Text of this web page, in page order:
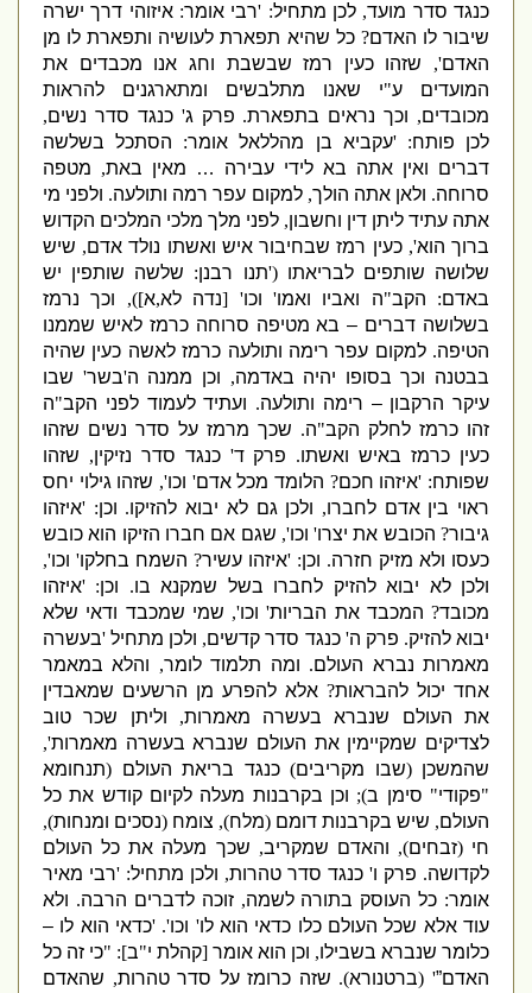
כנגד סדר מועד,לכן מתחיל: 'רביאומר:איזוהי דרך ישרה
שיבור לו האדם?כל שהיא תפארת לעושיה ותפארת לו מן
האדם',שזהו כעין רמז שבשבת וחג אנו מכבדים את
המועדים ע
"י שאנו מתלבשים ומתארגנים להראות
מכובדים,וכך נראים בתפארת.פרק ג 'כנגד סדר נשים,
לכן פותח: 'עקביאבן מהללאל אומר:הסתכל בשלשה
דברים ואין אתה בא לידי עבירה … מאין באת,מטפה
סרוחה.ולאן אתה הולך,למקום עפר רמה ותולעה.ולפני מי
אתה עתיד ליתן דין וחשבון,לפני מלך מלכי המלכים הקדוש
ברוך הוא',כעין רמז שבחיבור איש ואשתו נולד אדם,שיש
שלושה שותפים לבריאתו(' תנו רבנן:שלשה שותפין יש
באדם:הקב"ה ואביו ואמו'וכו' [נדה לא,א]),וכך נרמז
בשלושה דברים – בא מטיפה סרוחה כרמז לאיש שממנו
הטיפה.למקום עפר רימה ותולעה כרמז לאשה כעין שהיה
בבטנה וכך בסופו יהיה באדמה,וכן ממנה ה בשר'שבו
עיקר הרקבון – רימה ותולעה.ועתיד לעמוד לפני הקב"ה
זהו כרמז לחלק הקב"ה.שכך מרמז על סדר נשים שזהו
כעין כרמז באיש ואשתו.פרק ד 'כנגד סדר נזיקין,שזהו
שפותח: 'איזהו חכם?הלומד מכל אדם'וכו ',שזהו גילוי יחס
ראוי בין אדם לחברו,ולכן גם לא יבוא להזיקו.וכן: 'איזהו
גיבור?הכובש את יצרו'וכו',שגם אם חברו הזיקו הוא כובש
כעסו ולא מזיק חזרה.וכן : 'איזהו עשיר?השמח בחלקו'וכו ',
ולכן לא יבוא להזיק לחברו בשל שמקנא בו .וכן : 'איזהו
מכובד?המכבד את הבריות'וכו ',שמי שמכבד ודאי שלא
יבוא להזיק.פרק ה 'כנגד סדר קדשים,ולכן מתחיל'בעשרה
מאמרות נברא העולם.ומה תלמוד לומר,והלא במאמר
אחד יכול להבראות?אלא להפרע מן הרשעים שמאבדין
את העולם שנברא בעשרה מאמרות,וליתן שכר טוב
לצדיקים שמקיימין את העולם שנברא בעשרה מאמרות',
שהמשכן(שבו מקריבים)כנגד בריאת העולם( תנחומא
פקודי"סימן ב );וכן בקרבנות מעלה לקיום קודש את כל
העולם,שי ש בקרבנות דומם(מלח),צומח(נסכים ומנחות),
חי(זבחים),והאדם שמקריב,שכך מעלה את כל העולם
לקדושה.פרק ו' כנגד סדר טהרות,ולכן מתחיל: 'רבי מאיר
אומר:כל העוסק בתורה לשמה,זוכה לדברים הרבה.ולא
עוד אלא שכל העולם כלו כדאי הוא לו 'וכו '. 'כדאי הוא לו –
כלומר שנברא בשבילו,וכן הוא אומר[קהלת י" ב]: "כי זה כל
האדם”
' (ברטנורא).שזה כרומז על סדר טהרות,שהאדם